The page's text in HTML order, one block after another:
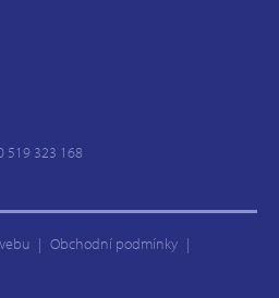
519 323 168
| Obchodní podmínky |